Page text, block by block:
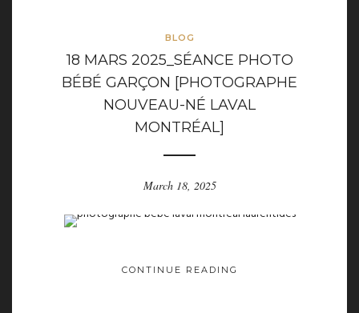
BLOG
18 MARS 2025_SÉANCE PHOTO
BÉBÉ GARÇON [PHOTOGRAPHE
NOUVEAU-NÉ LAVAL
MONTRÉAL]
March 18, 2025
CONTINUE READING